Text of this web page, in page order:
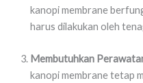
kanopi membrane
harus dilakukan oleh
Membutuhkan
kanopi membrane tetap